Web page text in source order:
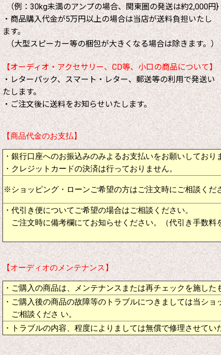
（例：30kg未満のアンプの場合、関東圏の発送は約2,000円}
・商品購入代金が5万円以上の場合は当店が送料負担いたし
ます。
（大型スピーカー等の梱包が大きくなる場合は除きます。）
【オーディオ・アクセサリー、CD等、小口の商品について】
・レターパック、スマート・レター、郵送等の利用で発送い
たします。
・ご注文後に送料をお知らせいたします。
【商品代金のお支払】
・銀行口座へのお振込みのみよるお支払いをお願いしており
・クレジットカードの決済は行っておりません。
※ショッピング・ローンご希望の方はご注文時にご相談くだ
・代引き便についてご希望の場合はご相談ください。
ご注文時に備考欄にてお知らせください。（代引き手数料
【オーディオのメンテナンス】
・ご購入の商品は、メンテナンスまたは再チェックを施し
・ご購入後の商品の故障等のトラブルにつきましては当ショ
ご相談くださ い。
・トラブルの内容、程度によりましては無償で修理させてい